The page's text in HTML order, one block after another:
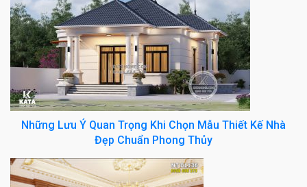
Những Lưu Ý Quan Trọng Khi Chọn Mẫu Thiết Kế Nhà
Đẹp Chuẩn Phong Thủy